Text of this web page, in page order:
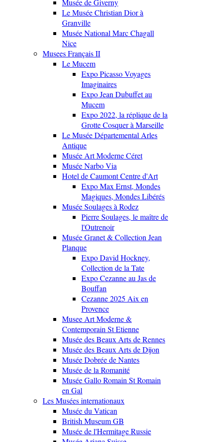
Musée de Giverny
Le Musée Christian Dior à
Granville
Musée National Marc Chagall
Nice
Musees Français II
Le Mucem
Expo Picasso Voyages
Imaginaires
Expo Jean Dubuffet au
Mucem
Expo 2022, la réplique de la
Grotte Cosquer à Marseille
Le Musée Départemental Arles
Antique
Musée Art Moderne Céret
Musée Narbo Via
Hotel de Caumont Centre d'Art
Expo Max Ernst, Mondes
Magiques, Mondes Libérés
Musée Soulages à Rodez
Pierre Soulages, le maître de
l'Outrenoir
Musée Granet & Collection Jean
Planque
Expo David Hockney,
Collection de la Tate
Expo Cezanne au Jas de
Bouffan
Cezanne 2025 Aix en
Provence
Musee Art Moderne &
Contemporain St Etienne
Musée des Beaux Arts de Rennes
Musée des Beaux Arts de Dijon
Musée Dobrée de Nantes
Musée de la Romanité
Musée Gallo Romain St Romain
en Gal
Les Musées internationaux
Musée du Vatican
British Museum GB
Musée de l'Hermitage Russie